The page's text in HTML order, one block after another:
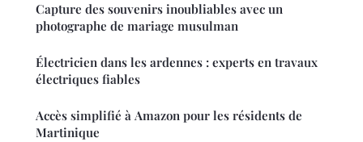
Capture des souvenirs inoubliables avec un
photographe de mariage musulman
Électricien dans les ardennes : experts en travaux
électriques fiables
Accès simplifié à Amazon pour les résidents de
Martinique